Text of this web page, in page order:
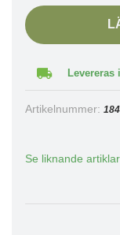
Levereras
Artikelnummer:
Se liknande